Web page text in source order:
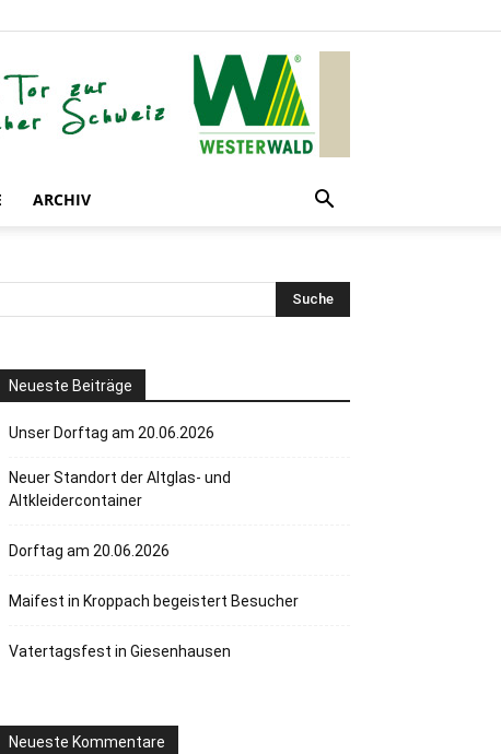
ARCHIV
Neueste Beiträge
Unser Dorftag am 20.06.2026
Neuer Standort der Altglas- und
Altkleidercontainer
Dorftag am 20.06.2026
Maifest in Kroppach begeistert Besucher
Vatertagsfest in Giesenhausen
Neueste Kommentare